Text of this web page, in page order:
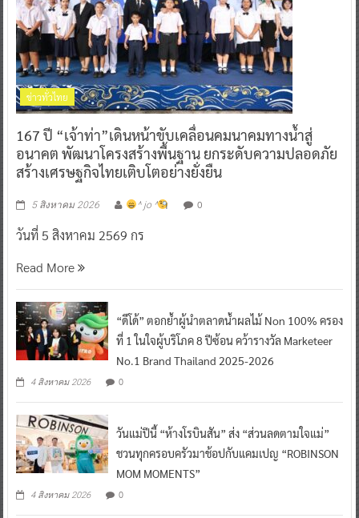
ข่าวทั่วไทย
167 ปี “เจ้าท่า”เดินหน้าขับเคลื่อนคมนาคมทางน้ำสู่
อนาคต พัฒนาโครงสร้างพื้นฐาน ยกระดับความปลอดภัย
สร้างเศรษฐกิจไทยเติบโตอย่างยั่งยืน
5 สิงหาคม 2026 ^ jo ^ 0
วันที่ 5 สิงหาคม 2569 กร
Read More
“ดีโด้” ตอกย้ำผู้นำตลาดน้ำผลไม้ Non 100% ครอง
ที่ 1 ในใจผู้บริโภค 8 ปีซ้อน คว้ารางวัล Marketeer
No.1 Brand Thailand 2025-2026
4 สิงหาคม 2026 0
วันแม่ปีนี้ “ห้างโรบินสัน” ส่ง “ส่วนลดตามใจแม่”
ชวนทุกครอบครัวมาช้อปกับแคมเปญ “ROBINSON
MOM MOMENTS”
4 สิงหาคม 2026 0